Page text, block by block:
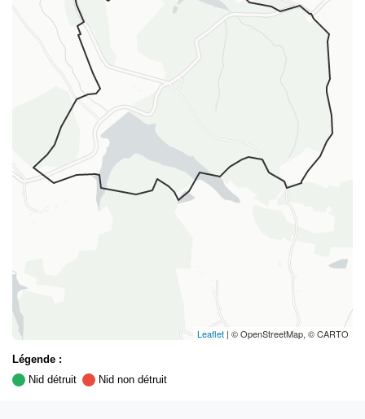
Leaflet | © OpenStreetMap, © CARTO
Légende :
Nid détruit
Nid non détruit